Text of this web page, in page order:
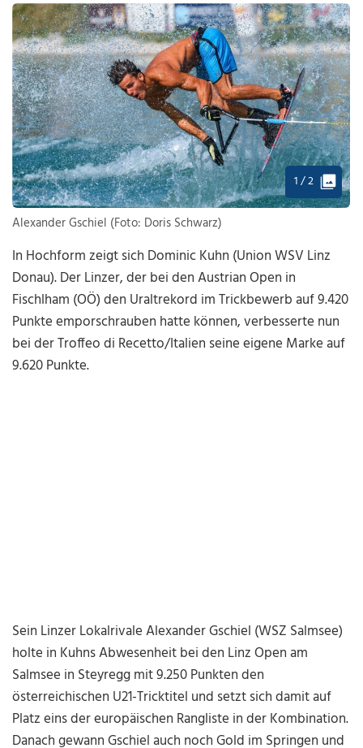
1 / 2
Alexander Gschiel (Foto: Doris Schwarz)
In Hochform zeigt sich Dominic Kuhn (Union WSV Linz
Donau). Der Linzer, der bei den Austrian Open in
Fischlham (OÖ) den Uraltrekord im Trickbewerb auf 9.420
Punkte emporschrauben hatte können, verbesserte nun
bei der Troffeo di Recetto/Italien seine eigene Marke auf
9.620 Punkte.
Sein Linzer Lokalrivale Alexander Gschiel (WSZ Salmsee)
holte in Kuhns Abwesenheit bei den Linz Open am
Salmsee in Steyregg mit 9.250 Punkten den
österreichischen U21-Tricktitel und setzt sich damit auf
Platz eins der europäischen Rangliste in der Kombination.
Danach gewann Gschiel auch noch Gold im Springen und